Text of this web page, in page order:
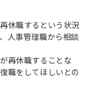
休職するという状況
人事管理職から相談
再休職することな
職をしてほしいとの